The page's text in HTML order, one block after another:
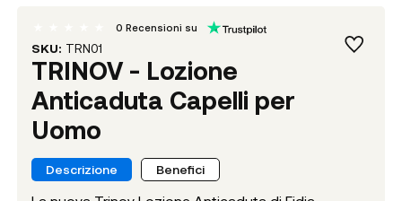
SKU: TRN01
TRINOV - Lozione
Anticaduta Capelli per
Uomo
0 Recensioni su
Descrizione Benefici